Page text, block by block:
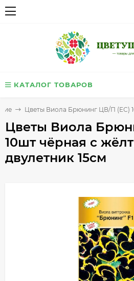
КАТАЛОГ ТОВАРОВ
Цветы Виола Брюнинг ЦВ/П (ЕС)
Цветы Виола
10шт чёрная с
двулетник 15см